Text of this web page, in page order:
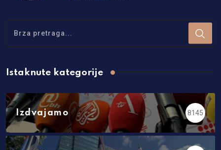
Istaknute kategorije
Izdvajamo 8145